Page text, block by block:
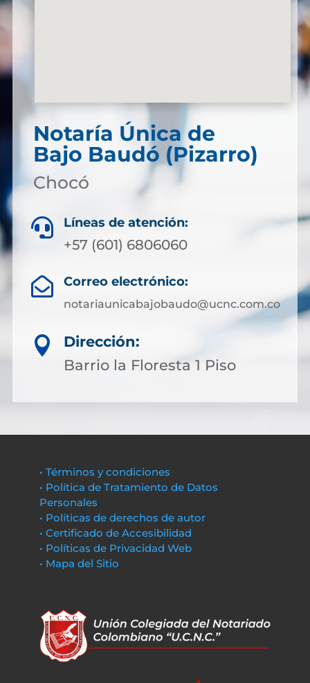
Notaría Única de
Bajo Baudó (Pizarro)
Chocó
 Líneas de atención:
+57 (601) 6806060
 Correo electrónico:
notariaunicabajobaudo@ucnc.com.co

Dirección:
Barrio la Floresta 1 Piso
• Términos y condiciones
• Política de Tratamiento de Datos
Personales
• Políticas de derechos de autor
• Certificado de Accesibilidad
• Políticas de Privacidad Web
• Mapa del Sitio